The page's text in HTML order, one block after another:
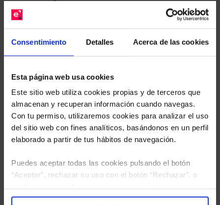
Consentimiento Detalles Acerca de las cookies
Esta página web usa cookies
Este sitio web utiliza cookies propias y de terceros que
almacenan y recuperan información cuando navegas.
Con tu permiso, utilizaremos cookies para analizar el uso
del sitio web con fines analíticos, basándonos en un perfil
elaborado a partir de tus hábitos de navegación.
Puedes aceptar todas las cookies pulsando el botón
“Aceptar”, rechazar su uso con el botón “Rechazar”, o
“Configuración”. Consulta nuestraPolítica
gratuito de su cartera.
sus Fondos y nuestros expertos le enviarán un
estudio gratuito de sus alternativas de Clases